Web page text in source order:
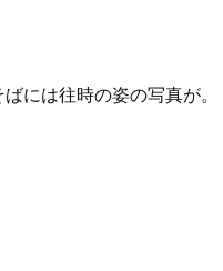
には往時の姿の写真が。